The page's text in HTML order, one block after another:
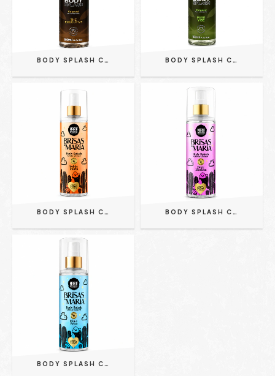
BODY SPLASH CORPORAL THE EXECUTIVE FOX FOR MEN 100ML BODY SPLASH CORPORAL | PURE VIBE - FOX FOR MEN 100ML
BODY SPLASH CORPORAL | SOL DE MARIA - MARIA AMOSTRADA 200ML BODY SPLASH CORPORAL | DOCE MARIETA - MARIA AMOSTRADA 200ML
BODY SPLASH CORPORAL | CÉU E BRISA - MARIA AMOSTRADA 200ML